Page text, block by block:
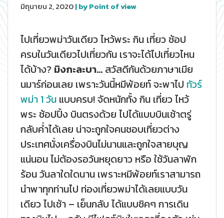
มิถุนายน 2, 2020| by Point of view
ไปเที่ยวพม่าวันเดียว ไหว้พระ กิน เที่ยว ช้อป
ครบในวันเดียวไปเที่ยวกัน เราจะได้ไปเที่ยวไหน
ได้บ้าง? มิงกะละบา… สวัสดีกันด้วยภาษาเมีย
นมาร์ก่อนเลย เพราะวันนี้หมีพ้อยท์ จะพาไป ทัวร์
พม่า 1 วัน แบบครบ! จัดหนักทั้ง กิน เที่ยว ไหว้
พระ ช้อปปิ้ง บินตรงด้วย ไปได้แบบบินเช้าตรู่
กลับค่ำได้เลย น่าจะถูกใจคนชอบเที่ยวต่าง
ประเทศนั่งเครื่องบินไม่นานและถูกใจสายบุญ
แน่นอน ไม่ต้องรอวันหยุดยาว หรือ ใช้วันลาพัก
ร้อน วันลาใดใดนาน เพราะหมีพ้อยท์เราสามารถ
นำพาทุกท่านไป ท่องเที่ยวพม่าได้เลยแบบวัน
เดียว ไปเช้า – เย็นกลับ ได้แบบชิคๆ การเดิน